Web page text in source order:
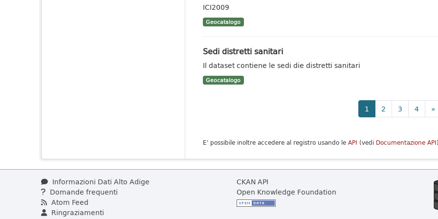
ICI2009
Geocatalogo
Sedi distretti sanitari
Il dataset contiene le sedi die distretti sanitari
Geocatalogo
1 2 3 4 »
E' possibile inoltre accedere al registro usando le API (vedi Documentazione API
Informazioni Dati Alto Adige
Domande frequenti
Atom Feed
Ringraziamenti
CKAN API
Open Knowledge Foundation